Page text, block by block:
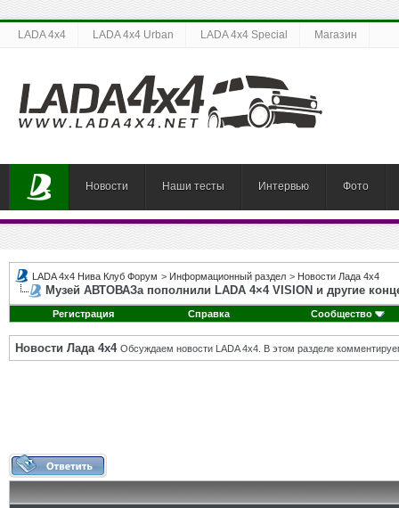
LADA 4x4 LADA 4x4 Urban LADA 4x4 Special Магазин
Новости Наши тесты Интервью Фото
LADA 4x4 Нива Клуб Форум > Информационный раздел > Новости Лада 4х4
Музей АВТОВАЗа пополнили LADA 4×4 VISION и другие
Регистрация Справка Сообщество
Новости Лада 4х4 Обсуждаем новости LADA 4x4. В этом разделе